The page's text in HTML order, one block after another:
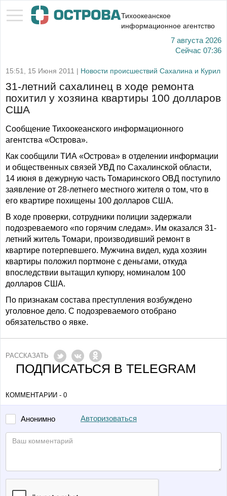
Тихоокеанское
информационное агентство
7 августа 2026
Сейчас 07:36
15:51, 15 Июня 2011 | Новости происшествий Сахалина и Курил
31-летний сахалинец в ходе ремонта
похитил у хозяина квартиры 100 долларов
США
Сообщение Тихоокеанского информационного
агентства «Острова».
Как сообщили ТИА «Острова» в отделении информации
и общественных связей УВД по Сахалинской области,
14 июня в дежурную часть Томаринского ОВД поступило
заявление от 28-летнего местного жителя о том, что в
его квартире похищены 100 долларов США.
В ходе проверки, сотрудники полиции задержали
подозреваемого «по горячим следам». Им оказался 31-
летний житель Томари, производивший ремонт в
квартире потерпевшего. Мужчина видел, куда хозяин
квартиры положил портмоне с деньгами, откуда
впоследствии вытащил купюру, номиналом 100
долларов США.
По признакам состава преступления возбуждено
уголовное дело. С подозреваемого отобрано
обязательство о явке.
РАССКАЗАТЬ
ПОДПИСАТЬСЯ В TELEGRAM
КОММЕНТАРИИ - 0
Анонимно Авторизоваться